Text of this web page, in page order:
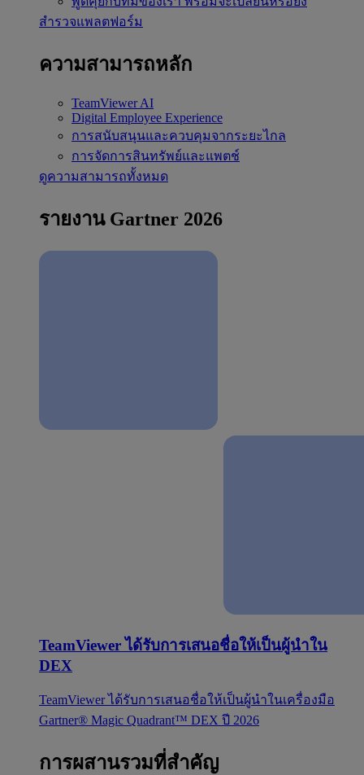
สำรวจแพลตฟอร์ม
ความสามารถหลัก
TeamViewer AI
Digital Employee Experience
การสนับสนุนและควบคุมจากระยะไกล
การจัดการสินทรัพย์และแพตช์
ดูความสามารถทั้งหมด
รายงาน Gartner 2026
TeamViewer ได้รับการเสนอชื่อให้เป็นผู้นำใน
DEX
TeamViewer ได้รับการเสนอชื่อให้เป็นผู้นำในเครื่องมือ
Gartner® Magic Quadrant™ DEX ปี 2026
การผสานรวมที่สำคัญ